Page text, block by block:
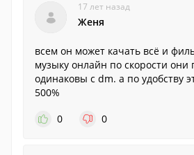
17 лет назад
Женя
всем он может качать всё и
музыку онлайн по скорости
одинаковы с dm. а по удобству
500%
0
0